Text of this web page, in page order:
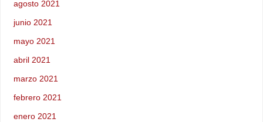
agosto 2021
junio 2021
mayo 2021
abril 2021
marzo 2021
febrero 2021
enero 2021